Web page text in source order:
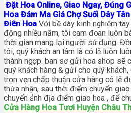
Đặt Hoa Online, Giao Ngay, Đúng
Hoa Đám Ma Giá Chợ Suối Dây
Điên Hoa Với bề dày kinh nghiệm
động nhiều năm, tôi cam đoan luôn
thời gian mang lại người sử dụng.
tôi, quý khách an tâm là có lẽ luôn
thành ngợp. ban sơ gửi hoa shop sẽ
quý khách hàng & gửi cho quý
trọn vẹn chấp thuận cửa hàng có lẽ
thừa nhận, sau thời điểm chuyển
chuyển ảnh địa điểm giao hoa , để
Cửa Hàng Hoa Tươi Huyện Châu